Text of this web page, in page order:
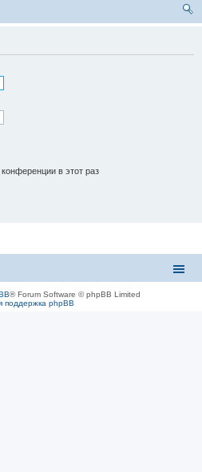
в этот раз
® Forum Software © phpBB Limited
поддержка phpBB